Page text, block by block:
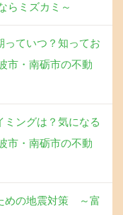
らミズカミ～
っていつ？知ってお
市・南砺市の不動
ミングは？気になる
市・南砺市の不動
めの地震対策 ～富